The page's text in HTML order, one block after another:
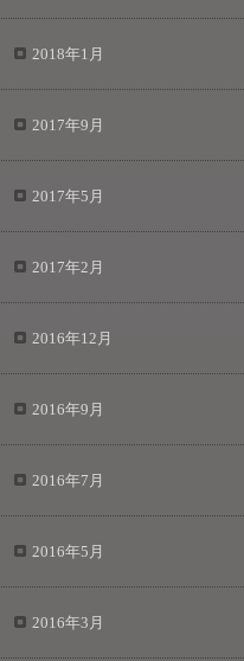
2018年1月
2017年9月
2017年5月
2017年2月
2016年12月
2016年9月
2016年7月
2016年5月
2016年3月